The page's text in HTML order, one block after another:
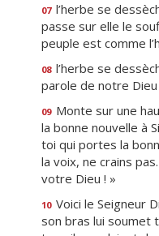
07 l’herbe se
passe sur elle le
peuple est comme
08 l’herbe se
parole de notre
09 Monte sur une
la bonne nouvelle à
toi qui portes la
la voix, ne crains
votre Dieu ! »
10 Voici le Seigneur
son bras lui soumet